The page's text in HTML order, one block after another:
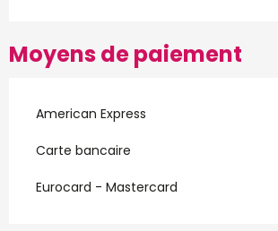
Moyens de paiement
American Express
Carte bancaire
Eurocard - Mastercard